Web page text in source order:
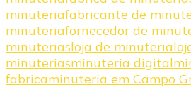
minuteriafabricante de
minuteriafornecedor de
minuteriasloja de minuteria
minuteriasminuteria digital
fabricaminuteria em Campo